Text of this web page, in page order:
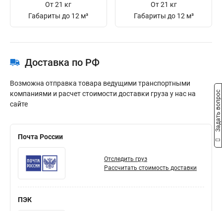
От 21 кг
Габариты до 12 м³
От 21 кг
Габариты до 12 м³
Доставка по РФ
Возможна отправка товара ведущими транспортными
компаниями и расчет стоимости доставки груза у нас на
сайте
Почта России
Рассчитать стоимость доставки
Отследить груз
ПЭК
Задать вопрос